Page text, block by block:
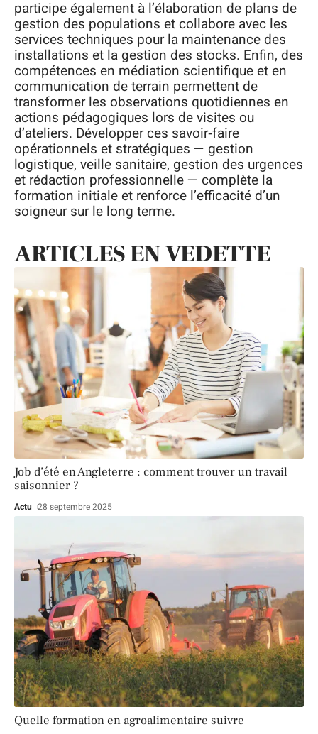
participe également à l’élaboration de plans de
gestion des populations et collabore avec les
services techniques pour la maintenance des
installations et la gestion des stocks. Enfin, des
compétences en médiation scientifique et en
communication de terrain permettent de
transformer les observations quotidiennes en
actions pédagogiques lors de visites ou
d’ateliers. Développer ces savoir‑faire
opérationnels et stratégiques — gestion
logistique, veille sanitaire, gestion des urgences
et rédaction professionnelle — complète la
formation initiale et renforce l’efficacité d’un
soigneur sur le long terme.
ARTICLES EN VEDETTE
Job d’été en Angleterre : comment trouver un travail
saisonnier ?
Actu 28 septembre 2025
Quelle formation en agroalimentaire suivre